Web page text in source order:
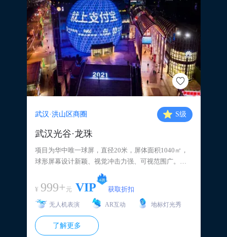
武汉·洪山区商圈 S级
武汉光谷·龙珠
项目为华中唯一球屏，直径20米，屏体面积1040㎡，
球形屏幕设计新颖、视觉冲击力强、可视范围广。地
理位置优越，面向武汉光谷转盘，地处世界城步行街
入口处。紧邻武昌最年轻时尚的城市购物休闲中心光
谷商圈，周边商业项目林立，世界城·光谷步行街、大
洋百货光谷店、光谷国际广场、高等院校（武汉大
学、华中科技大学、中国地质大学）、鲁巷广场购物
中心，高峰期客流量可达120万人次/日。
¥ 999+元 VIP 获取折扣
无人机表演 AR互动 地标灯光秀
了解更多